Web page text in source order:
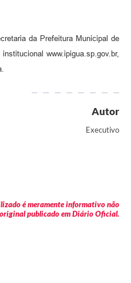
da Prefeitura Municipal de
www.ipigua.sp.gov.br,
Autor
Executivo
é meramente informativo não
publicado em Diário Oficial.